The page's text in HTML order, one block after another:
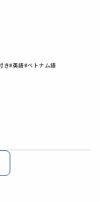
き#英語#ベトナム語